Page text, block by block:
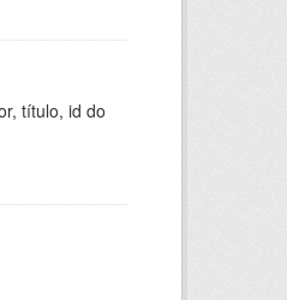
título, id do